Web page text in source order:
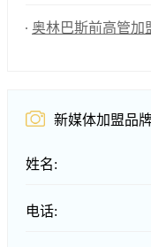
奥林巴斯前高管加盟，能
新媒体加盟品
姓名:
电话: